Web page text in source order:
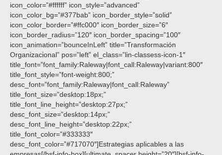
icon_color=”#ffffff” icon_style=”advanced”
icon_color_bg=”#377bab” icon_border_style=”solid”
icon_color_border=”#ffc000″ icon_border_size=”6″
icon_border_radius=”120″ icon_border_spacing=”100″
icon_animation=”bounceInLeft” title=”Transformación
Organizacional” pos=”left” el_class=”lin-classess-icon-1″
title_font=”font_family:Raleway|font_call:Raleway|variant:800″
title_font_style=”font-weight:800;”
desc_font=”font_family:Raleway|font_call:Raleway”
title_font_size=”desktop:18px;”
title_font_line_height=”desktop:27px;”
desc_font_size=”desktop:14px;”
desc_font_line_height=”desktop:22px;”
title_font_color=”#333333″
desc_font_color=”#717070″]Estrategias aplicables a las